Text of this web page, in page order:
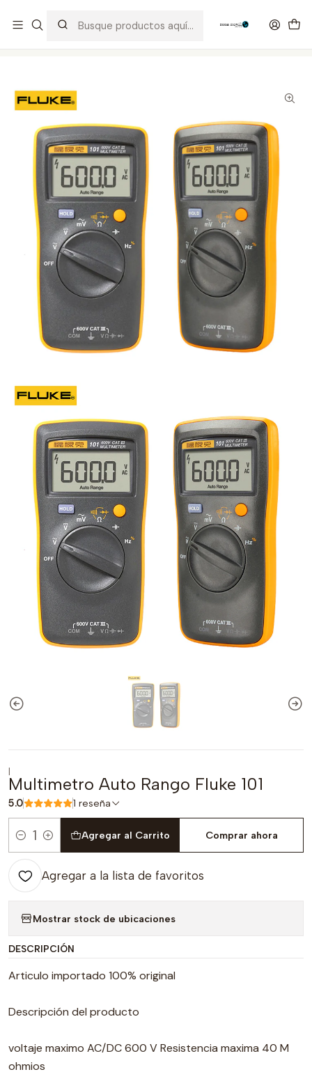
|
Multimetro Auto Rango Fluke 101
5.0 1 reseña
Cantidad
Agregar al Carrito Comprar ahora
Agregar a la lista de favoritos
Mostrar stock de ubicaciones
DESCRIPCIÓN
Articulo importado 100% original
Descripción del producto
voltaje maximo AC/DC 600 V Resistencia maxima 40 M
ohmios